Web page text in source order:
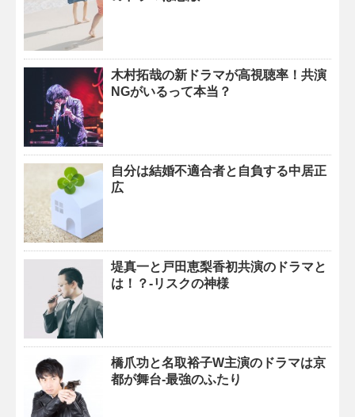
木村拓哉の新ドラマが高視聴率！共演
NGがいるって本当？
自分は結婚不適合者と自負する中居正
広
堤真一と戸田恵梨香初共演のドラマと
は！？-リスクの神様
橋爪功と名取裕子W主演のドラマは京
都が舞台-最強のふたり